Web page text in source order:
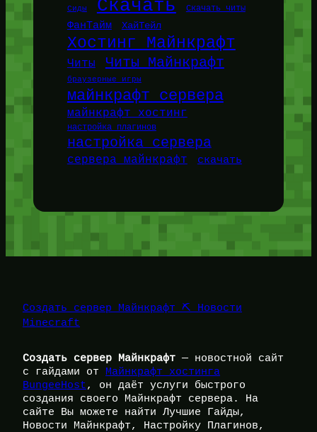
Сиды Скачать Скачать читы
ФанТайм ХайТейл
Хостинг Майнкрафт
Читы Читы Майнкрафт
браузерные игры
майнкрафт сервера
майнкрафт хостинг
настройка плагинов
настройка сервера
сервера майнкрафт скачать
Создать сервер Майнкрафт ⛏️ Новости
Minecraft
Создать сервер Майнкрафт — новостной сайт
с гайдами от Майнкрафт хостинга
BungeeHost, он даёт услуги быстрого
создания своего Майнкрафт сервера. На
сайте Вы можете найти Лучшие Гайды,
Новости Майнкрафт, Настройку Плагинов,